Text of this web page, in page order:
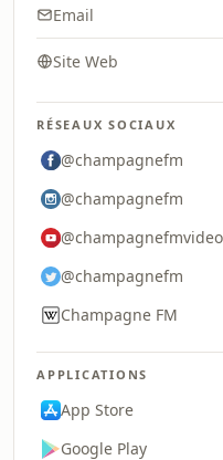
Email
Site Web
RÉSEAUX SOCIAUX
@champagnefm
@champagnefm
@champagnefmvideo
@champagnefm
Champagne FM
APPLICATIONS
App Store
Google Play